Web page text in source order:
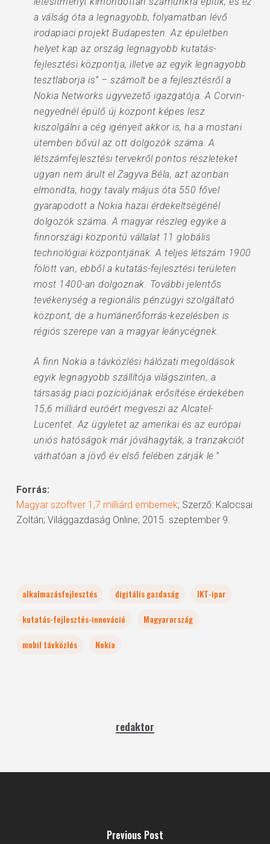
a válság óta a legnagyobb, folyamatban lévő
irodapiaci projekt Budapesten. Az épületben
helyet kap az ország legnagyobb kutatás-
fejlesztési központja, illetve az egyik legnagyobb
tesztlaborja is” – számolt be a fejlesztésről a
Nokia Networks ügyvezető igazgatója. A Corvin-
negyednél épülő új központ képes lesz
kiszolgálni a cég igényeit akkor is, ha a mostani
ütemben bővül az ott dolgozók száma. A
létszámfejlesztési tervekről pontos részleteket
ugyan nem árult el Zagyva Béla, azt azonban
elmondta, hogy tavaly május óta 550 fővel
gyarapodott a Nokia hazai érdekeltségénél
dolgozók száma. A magyar részleg egyike a
finnországi központú vállalat 11 globális
technológiai központjának. A teljes létszám 1900
fölött van, ebből a kutatás-fejlesztési területen
most 1400-an dolgoznak. További jelentős
tevékenység a regionális pénzügyi szolgáltató
központ, de a humánerőforrás-kezelésben is
régiós szerepe van a magyar leánycégnek.
A finn Nokia a távközlési hálózati megoldások
egyik legnagyobb szállítója világszinten, a
társaság piaci pozíciójának erősítése érdekében
15,6 milliárd euróért megveszi az Alcatel-
Lucentet. Az ügyletet az amerikai és az európai
uniós hatóságok már jóváhagyták, a tranzakciót
várhatóan a jövő év első felében zárják le.”
Forrás:
Magyar szoftver 1,7 milliárd embernek; Szerző: Kalocsai
Zoltán; Világgazdaság Online; 2015. szeptember 9.
alkalmazásfejlesztés digitális gazdaság
IKT-ipar
kutatás-fejlesztés-innováció
Magyarország
mobil távközlés
Nokia
redaktor
Previous Post